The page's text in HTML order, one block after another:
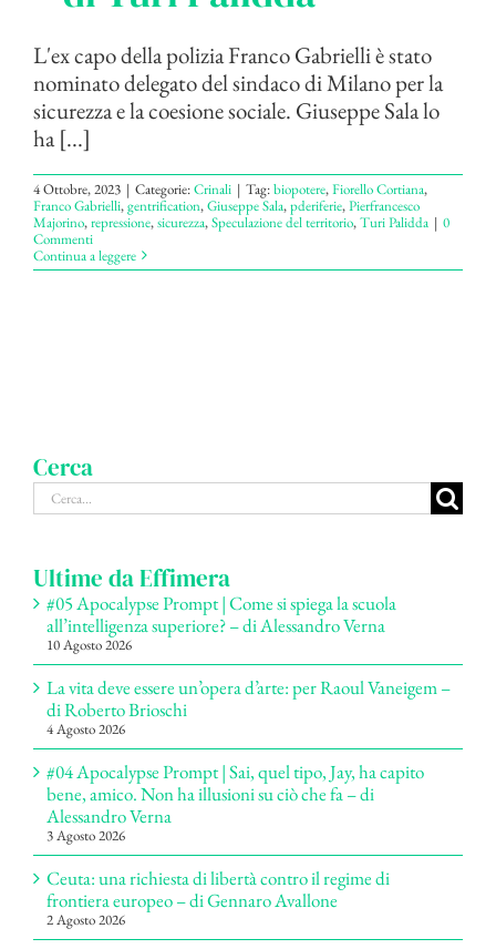
L'ex capo della polizia Franco Gabrielli è stato
nominato delegato del sindaco di Milano per la
sicurezza e la coesione sociale. Giuseppe Sala lo
ha [...]
4 Ottobre, 2023 | Categorie:Crinali | Tag:biopotere,Fiorello Cortiana,
Franco Gabrielli,gentrification,Giuseppe Sala,pderiferie,Pierfrancesco
Majorino,repressione,sicurezza,Speculazione del territorio,Turi Palidda | 0
Commenti
Continua a leggere
Cerca
Cerca
per:
Ultime da Effimera
#05 Apocalypse Prompt | Come si spiega la scuola
all’intelligenza superiore? – di Alessandro Verna
10 Agosto 2026
La vita deve essere un’opera d’arte: per Raoul Vaneigem –
di Roberto Brioschi
4 Agosto 2026
#04 Apocalypse Prompt | Sai, quel tipo, Jay, ha capito
bene, amico. Non ha illusioni su ciò che fa – di
Alessandro Verna
3 Agosto 2026
Ceuta: una richiesta di libertà contro il regime di
frontiera europeo – di Gennaro Avallone
2 Agosto 2026